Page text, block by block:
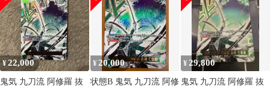
¥22,000
鬼気 九刀流 阿修羅 抜
¥ 20,000
状態B 鬼気 九刀流 阿修
¥ 29,800
鬼気 九刀流 阿修羅 抜